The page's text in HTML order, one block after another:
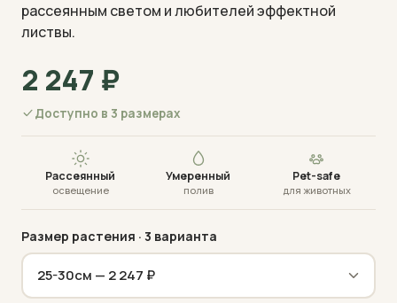
Визуализация · фото пришлём перед отправкой
рассеянным светом и любителей эффектной
листвы.
2 247 ₽
Доступно в 3 размерах
Рассеянный
освещение
Умеренный
полив
Pet-safe
для животных
Размер растения · 3 варианта